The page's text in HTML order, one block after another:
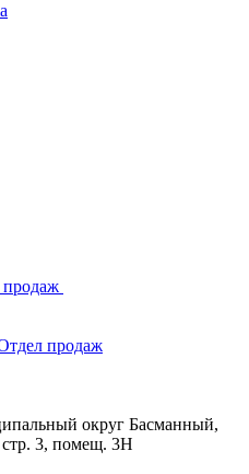
продаж
округ Басманный,
стр. 3, помещ. 3Н